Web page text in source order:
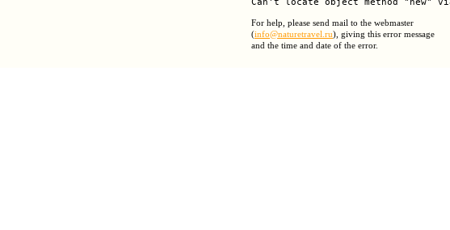
For help, please send mail to the webmaster
(info@naturetravel.ru), giving this error message
and the time and date of the error.